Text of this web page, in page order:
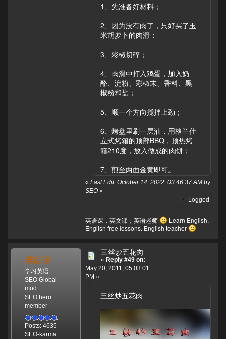
1、先准备好材料；
2、因为没有肉了，只好买了玉
米胡萝卜的肉滑；
3、彩椒切碎；
4、肉滑中打入鸡蛋，加入奶
酪、淀粉、彩椒末、香料、黑
椒粉和盐；
5、顺一个方向搅拌上劲；
6、烤盘里刷一层油，用格兰仕
立式烤箱的顶部BBQ，预热烤
箱210度，放入做成的肉饼；
7、煎至两面金黄即可。
« Last Edit: October 14, 2022, 03:46:37 AM by
SEO »
Logged
英语课，英文课；英语老师
Learn English.
English free lessons. English teacher
英语课
学习英语
SEO Global
mod
SEO hero
member
Posts: 4635
SEO-karma:
三丝炒五花肉
« Reply #49 on:
May 20, 2011, 05:03:01
PM »
三丝炒五花肉